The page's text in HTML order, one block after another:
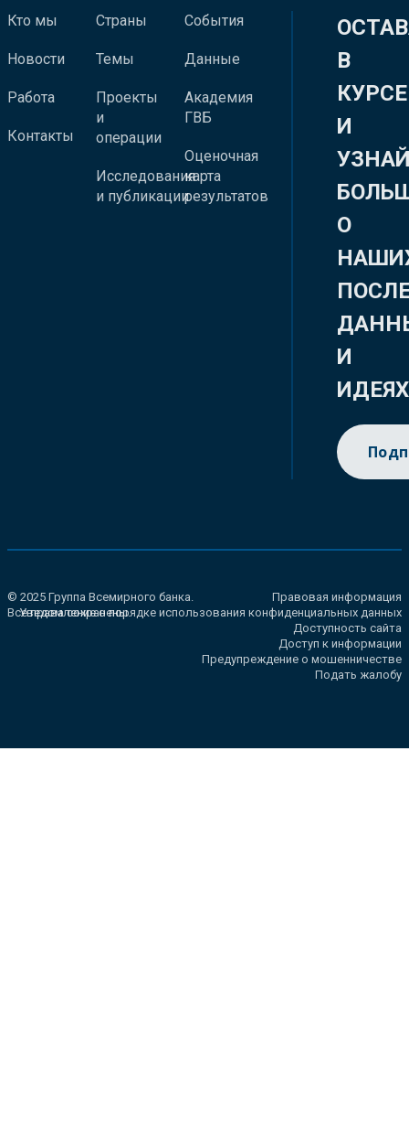
Кто мы
Новости
Работа
Контакты
Страны
Темы
Проекты
и
операции
Исследования
и публикации
События
Данные
Академия
ГВБ
Оценочная
карта
результатов
В
КУРСЕ
И
О
И
ИДЕЯХ
© 2025 Группа Всемирного банка.
Все права сохранены.
Правовая информация
Уведомление о порядке использования конфиденциальных данных
Доступность сайта
Доступ к информации
Предупреждение о мошенничестве
Подать жалобу